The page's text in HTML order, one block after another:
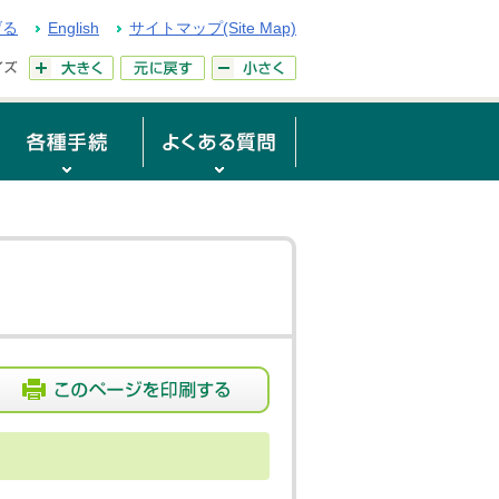
English サイトマップ(Site Map)